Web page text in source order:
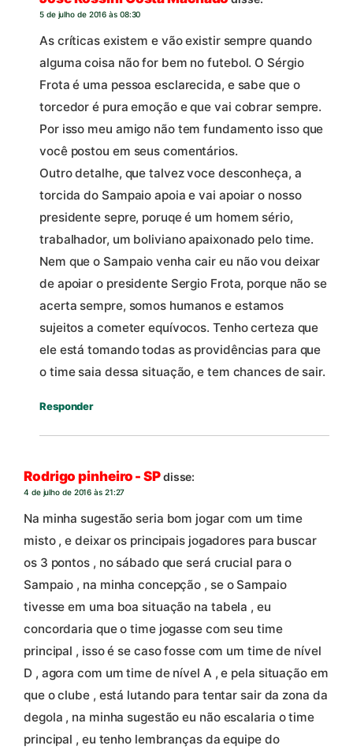
5 de julho de 2016 às 08:30
As críticas existem e vão existir sempre quando
alguma coisa não for bem no futebol. O Sérgio
Frota é uma pessoa esclarecida, e sabe que o
torcedor é pura emoção e que vai cobrar sempre.
Por isso meu amigo não tem fundamento isso que
você postou em seus comentários.
Outro detalhe, que talvez voce desconheça, a
torcida do Sampaio apoia e vai apoiar o nosso
presidente sepre, poruqe é um homem sério,
trabalhador, um boliviano apaixonado pelo time.
Nem que o Sampaio venha cair eu não vou deixar
de apoiar o presidente Sergio Frota, porque não se
acerta sempre, somos humanos e estamos
sujeitos a cometer equívocos. Tenho certeza que
ele está tomando todas as providências para que
o time saia dessa situação, e tem chances de sair.
Responder
Rodrigo pinheiro - SPdisse:
4 de julho de 2016 às 21:27
Na minha sugestão seria bom jogar com um time
misto , e deixar os principais jogadores para buscar
os 3 pontos , no sábado que será crucial para o
Sampaio , na minha concepção , se o Sampaio
tivesse em uma boa situação na tabela , eu
concordaria que o time jogasse com seu time
principal , isso é se caso fosse com um time de nível
D , agora com um time de nível A , e pela situação em
que o clube , está lutando para tentar sair da zona da
degola , na minha sugestão eu não escalaria o time
principal , eu tenho lembranças da equipe do